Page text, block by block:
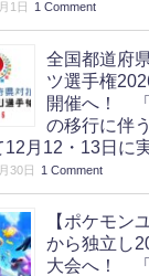
1日 1 Comment
全国都道府
ツ選手権
開催へ！
の移行に伴
12月12・13日に
30日 1 Comment
【ポケモン
から独立し
大会へ！